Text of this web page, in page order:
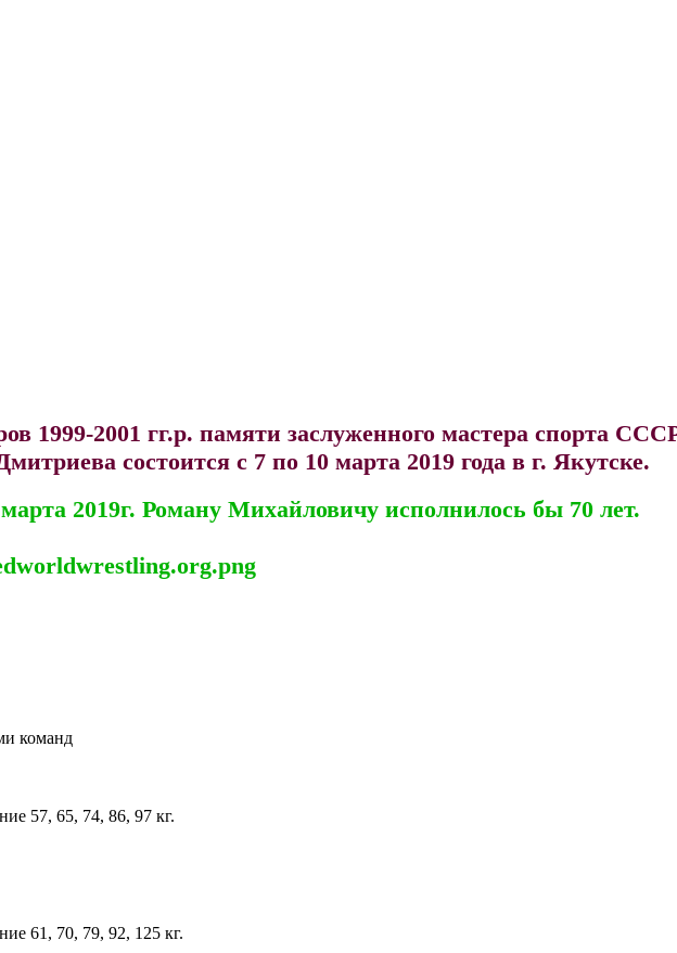
1999-2001 гг.р. памяти заслуженного мастера спорта
состоится с 7 по 10 марта 2019 года в г. Якутске.
2019г. Роману Михайловичу исполнилось бы 70 лет.
команд
57, 65, 74, 86, 97 кг.
61, 70, 79, 92, 125 кг.